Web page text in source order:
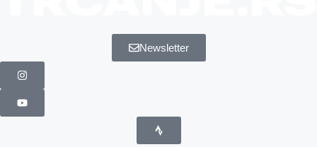
Newsletter